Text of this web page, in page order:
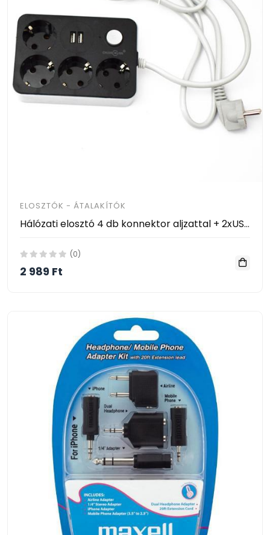
ELOSZTÓK - ÁTALAKÍTÓK
Hálózati elosztó 4 db konnektor aljzattal + 2xUSB csatlakozóval és kapcsolóval / hosszabbító
(0)
2 989 Ft